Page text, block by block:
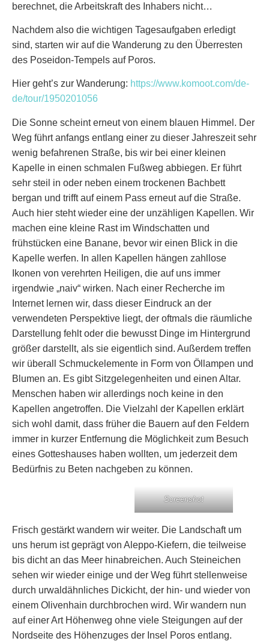
berechnet, die Arbeitskraft des Inhabers nicht…
Nachdem also die wichtigen Tagesaufgaben erledigt
sind, starten wir auf die Wanderung zu den Überresten
des Poseidon-Tempels auf Poros.
Hier geht’s zur Wanderung: https://www.komoot.com/de-
de/tour/1950201056
Die Sonne scheint erneut von einem blauen Himmel. Der
Weg führt anfangs entlang einer zu dieser Jahreszeit sehr
wenig befahrenen Straße, bis wir bei einer kleinen
Kapelle in einen schmalen Fußweg abbiegen. Er führt
sehr steil in oder neben einem trockenen Bachbett
bergan und trifft auf einem Pass erneut auf die Straße.
Auch hier steht wieder eine der unzähligen Kapellen. Wir
machen eine kleine Rast im Windschatten und
frühstücken eine Banane, bevor wir einen Blick in die
Kapelle werfen. In allen Kapellen hängen zahllose
Ikonen von verehrten Heiligen, die auf uns immer
irgendwie „naiv“ wirken. Nach einer Recherche im
Internet lernen wir, dass dieser Eindruck an der
verwendeten Perspektive liegt, der oftmals die räumliche
Darstellung fehlt oder die bewusst Dinge im Hintergrund
größer darstellt, als sie eigentlich sind. Außerdem treffen
wir überall Schmuckelemente in Form von Öllampen und
Blumen an. Es gibt Sitzgelegenheiten und einen Altar.
Menschen haben wir allerdings noch keine in den
Kapellen angetroffen. Die Vielzahl der Kapellen erklärt
sich wohl damit, dass früher die Bauern auf den Feldern
immer in kurzer Entfernung die Möglichkeit zum Besuch
eines Gotteshauses haben wollten, um jederzeit dem
Bedürfnis zu Beten nachgeben zu können.
Screenshot
Frisch gestärkt wandern wir weiter. Die Landschaft um
uns herum ist geprägt von Aleppo-Kiefern, die teilweise
bis dicht an das Meer hinabreichen. Auch Steineichen
sehen wir wieder einige und der Weg führt stellenweise
durch urwaldähnliches Dickicht, der hin- und wieder von
einem Olivenhain durchbrochen wird. Wir wandern nun
auf einer Art Höhenweg ohne viele Steigungen auf der
Nordseite des Höhenzuges der Insel Poros entlang.